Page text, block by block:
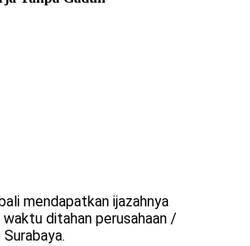
mendapatkan ijazahnya
ditahan perusahaan /